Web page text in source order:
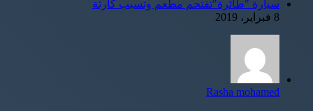
سيارة "طائرة"تقتحم مطعم وتسبب كارثة
8 فبراير، 2019
Rasha mohamed